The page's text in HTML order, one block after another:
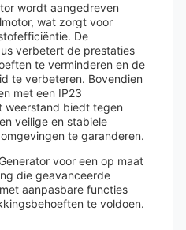
wordt aangedreven
wat zorgt voor
De
verbetert de prestaties
te verminderen en de
te verbeteren. Bovendien
met een IP23
weerstand biedt tegen
veilige en stabiele
te garanderen.
voor een op maat
die geavanceerde
aanpasbare functies
te voldoen.